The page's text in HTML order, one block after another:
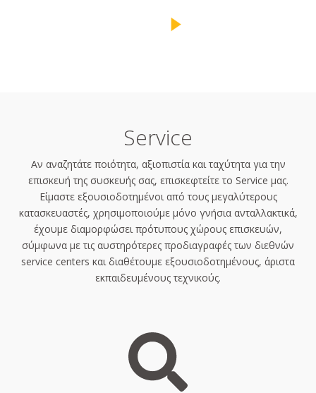
Service
Αν αναζητάτε ποιότητα, αξιοπιστία και ταχύτητα για την
επισκευή της συσκευής σας, επισκεφτείτε το Service μας.
Είμαστε εξουσιοδοτημένοι από τους μεγαλύτερους
κατασκευαστές, χρησιμοποιούμε μόνο γνήσια ανταλλακτικά,
έχουμε διαμορφώσει πρότυπους χώρους επισκευών,
σύμφωνα με τις αυστηρότερες προδιαγραφές των διεθνών
service centers και διαθέτουμε εξουσιοδοτημένους, άριστα
εκπαιδευμένους τεχνικούς.